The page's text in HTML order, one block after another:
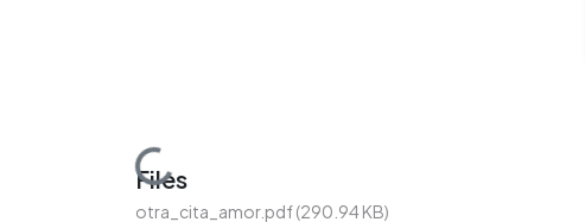
Loading...
Files
otra_cita_amor.pdf(290.94 KB)